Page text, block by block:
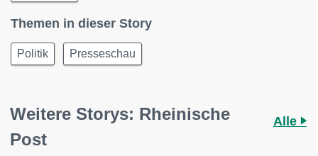
Themen in dieser Story
Politik Presseschau
Weitere Storys: Rheinische
Post
Alle